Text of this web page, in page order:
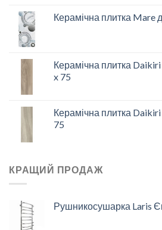
Керамічна плитка Mare
Керамічна плитка
x 75
Керамічна плитка
75
КРАЩИЙ ПРОДАЖ
Рушникосушарка Laris